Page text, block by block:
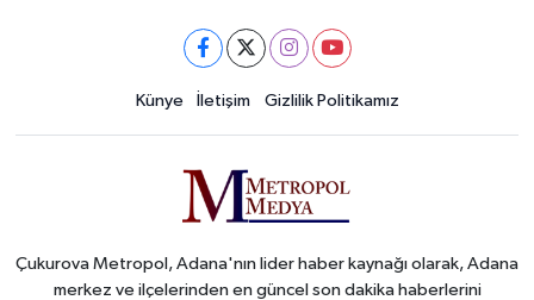
Künye İletişim Gizlilik Politikamız
Çukurova Metropol, Adana'nın lider haber kaynağı olarak, Adana
merkez ve ilçelerinden en güncel son dakika haberlerini